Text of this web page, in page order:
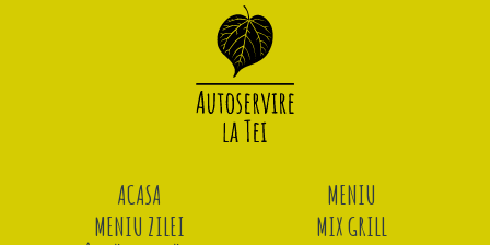
ACASA
MENIU
MENIU ZILEI
MIX GRILL